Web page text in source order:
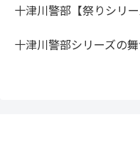
十津川警部【祭りシリ
十津川警部シリーズの